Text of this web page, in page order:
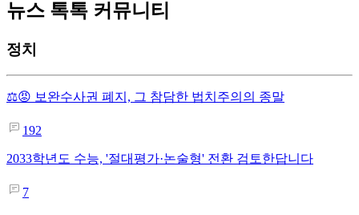
뉴스 톡톡 커뮤니티
정치
⚖️😡 보완수사권 폐지, 그 참담한 법치주의의 종말
192
2033학년도 수능, '절대평가·논술형' 전환 검토한답니다
7